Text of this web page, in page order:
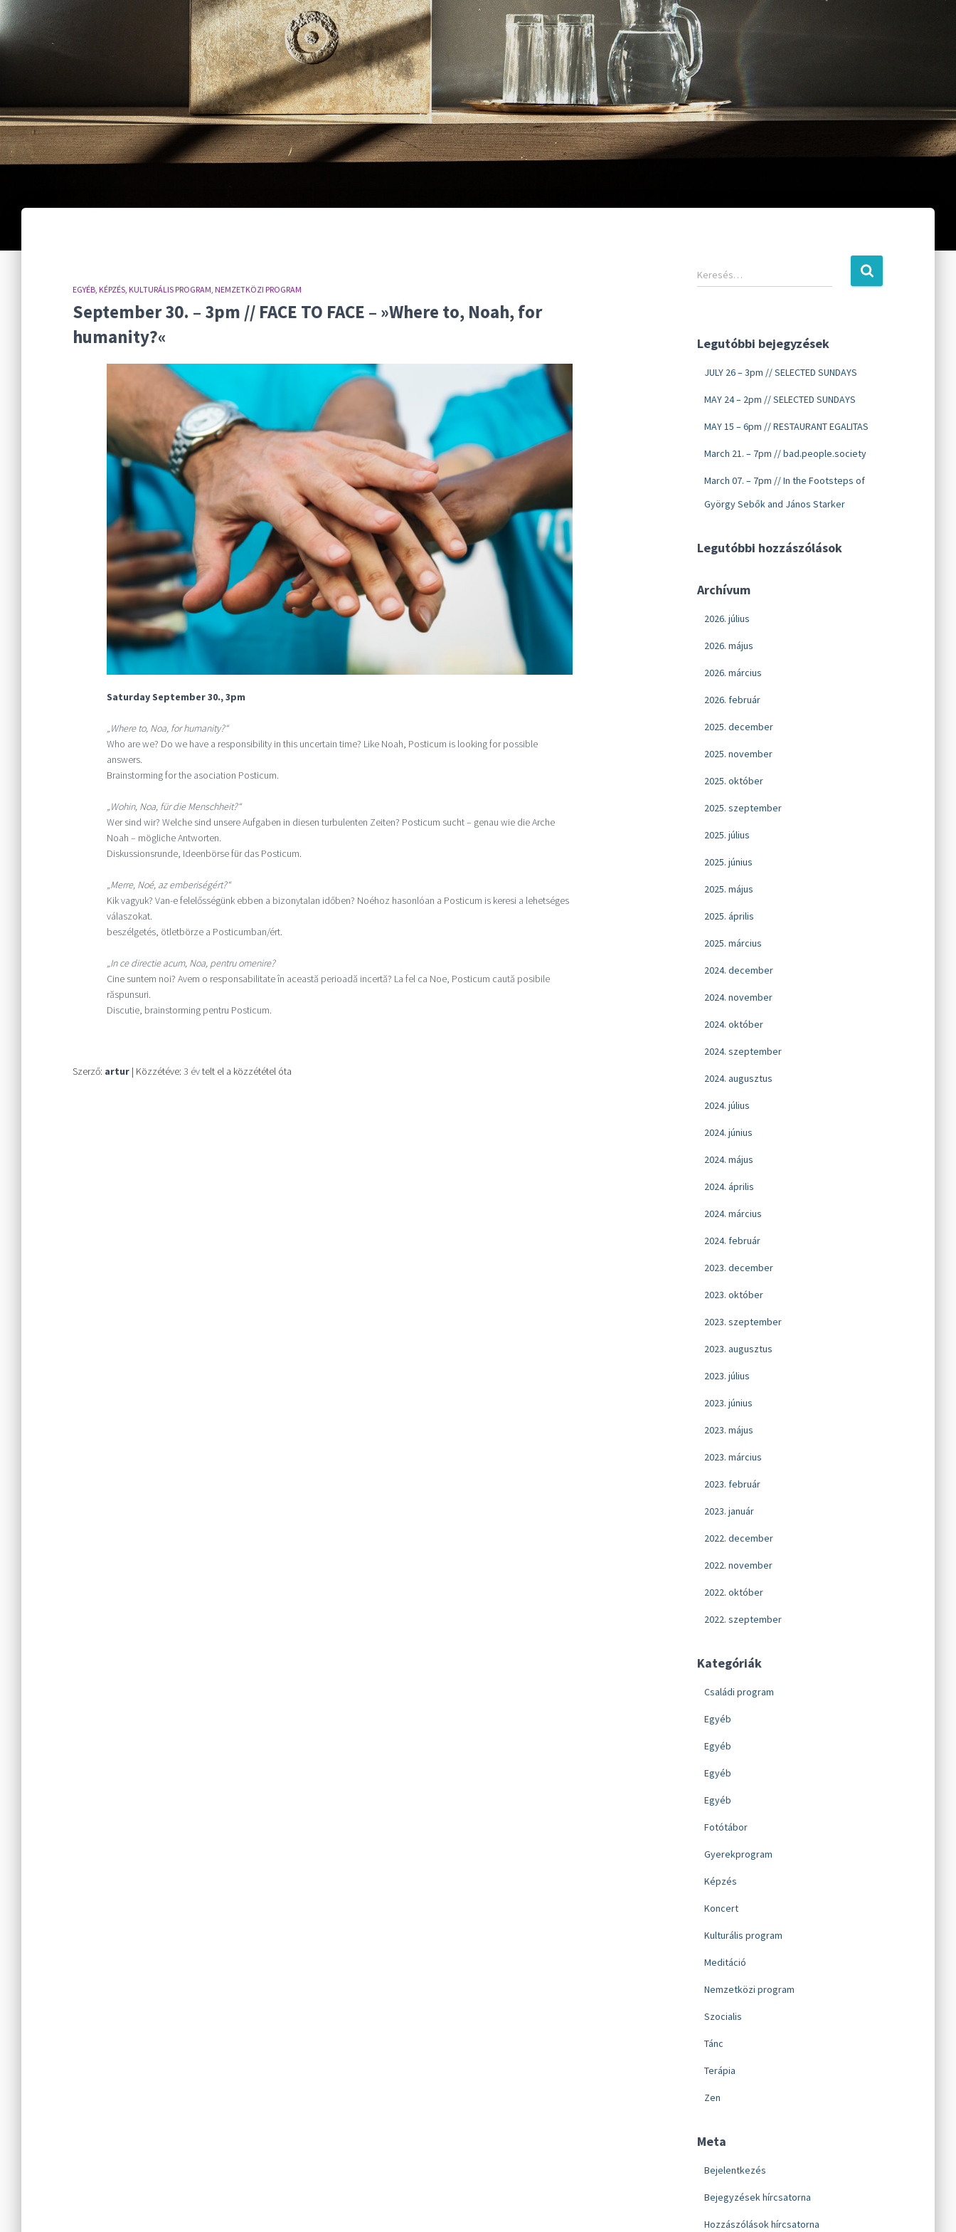
EGYÉB KÉPZÉS KULTURÁLIS PROGRAM NEMZETKÖZI PROGRAM
September 30. – 3pm // FACE TO FACE – »Where to, Noah, for
humanity?«
Saturday September 30., 3pm
„Where to, Noa, for humanity?“
Who are we? Do we have a responsibility in this uncertain time? Like Noah, Posticum is looking for possible
answers.
Brainstorming for the asociation Posticum.
„Wohin, Noa, für die Menschheit?“
Wer sind wir? Welche sind unsere Aufgaben in diesen turbulenten Zeiten? Posticum sucht – genau wie die Arche
Noah – mögliche Antworten.
Diskussionsrunde, Ideenbörse für das Posticum.
„Merre, Noé, az emberiségért?“
Kik vagyuk? Van-e felelősségünk ebben a bizonytalan időben? Noéhoz hasonlóan a Posticum is keresi a lehetséges
válaszokat.
beszélgetés, ötletbörze a Posticumban/ért.
„In ce directie acum, Noa, pentru omenire?
Cine suntem noi? Avem o responsabilitate în această perioadă incertă? La fel ca Noe, Posticum caută posibile
răspunsuri.
Discutie, brainstorming pentru Posticum.
Szerző: artur | Közzétéve: 3 évtelt el a közzététel óta
Keresés…
Legutóbbi bejegyzések
JULY 26 – 3pm // SELECTED SUNDAYS
MAY 24 – 2pm // SELECTED SUNDAYS
MAY 15 – 6pm // RESTAURANT EGALITAS
March 21. – 7pm // bad.people.society
March 07. – 7pm // In the Footsteps of
György Sebők and János Starker
Legutóbbi hozzászólások
Archívum
2026. július
2026. május
2026. március
2026. február
2025. december
2025. november
2025. október
2025. szeptember
2025. július
2025. június
2025. május
2025. április
2025. március
2024. december
2024. november
2024. október
2024. szeptember
2024. augusztus
2024. július
2024. június
2024. május
2024. április
2024. március
2024. február
2023. december
2023. október
2023. szeptember
2023. augusztus
2023. július
2023. június
2023. május
2023. március
2023. február
2023. január
2022. december
2022. november
2022. október
2022. szeptember
Kategóriák
Családi program
Egyéb
Egyéb
Egyéb
Egyéb
Fotótábor
Gyerekprogram
Képzés
Koncert
Kulturális program
Meditáció
Nemzetközi program
Szocialis
Tánc
Terápia
Zen
Meta
Bejelentkezés
Bejegyzések hírcsatorna
Hozzászólások hírcsatorna